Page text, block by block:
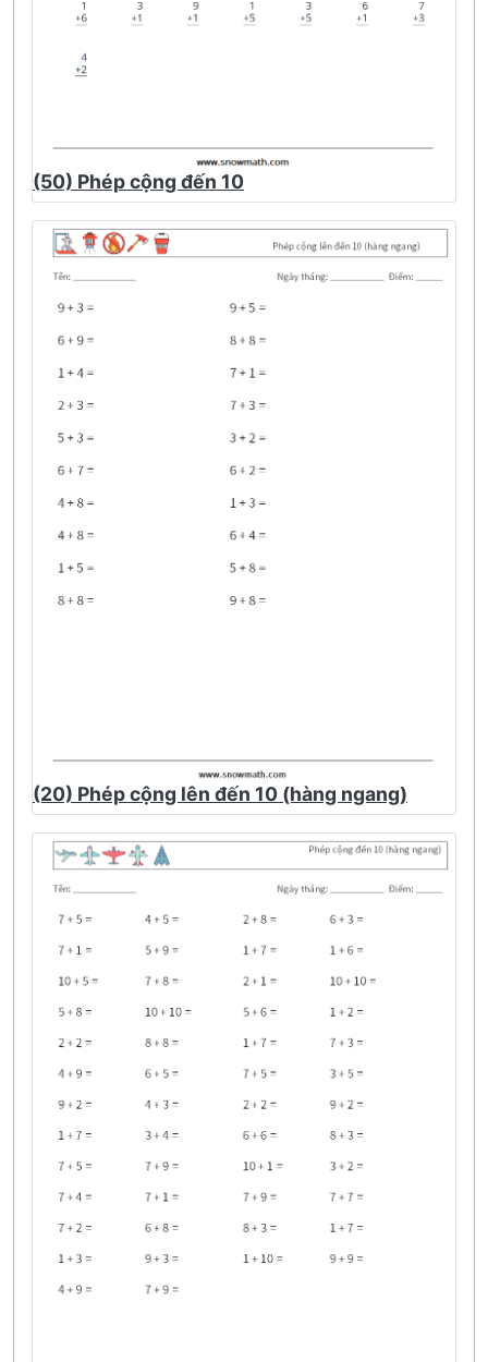
(50) Phép cộng đến 10
(20) Phép cộng lên đến 10 (hàng ngang)